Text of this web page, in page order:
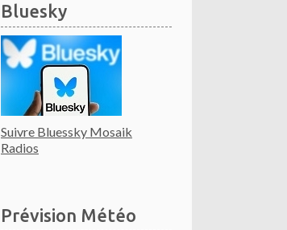
Bluesky
Suivre Bluessky Mosaik
Radios
Prévision Météo